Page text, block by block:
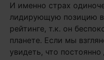
И именно страх
лидирующую позицию в
рейтинге, т.к. он
планете. Если мы
увидеть, что